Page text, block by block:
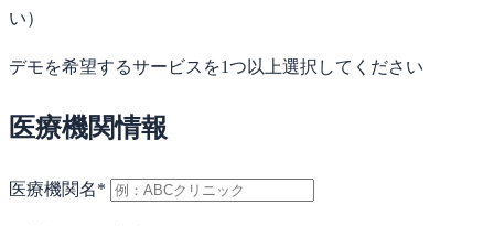
い）
デモを希望するサービスを1つ以上選択してください
医療機関情報
医療機関名*